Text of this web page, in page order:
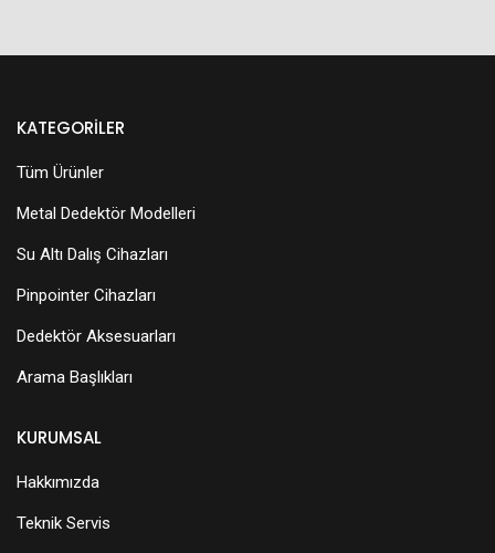
KURUMSAL
Hakkımızda
Teknik Servis
KATEGORILER
Tüm Ürünler
Metal Dedektör Modelleri
Su Altı Dalış Cihazları
Pinpointer Cihazları
Dedektör Aksesuarları
Arama Başlıkları